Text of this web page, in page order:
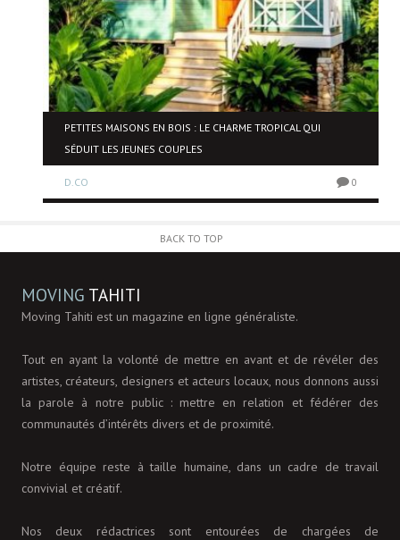
PETITES MAISONS EN BOIS : LE CHARME TROPICAL QUI
SÉDUIT LES JEUNES COUPLES
D.CO 0
BACK TO TOP
MOVING TAHITI
Moving Tahiti est un magazine en ligne généraliste.
Tout en ayant la volonté de mettre en avant et de révéler des
artistes, créateurs, designers et acteurs locaux, nous donnons aussi
la parole à notre public : mettre en relation et fédérer des
communautés d’intérêts divers et de proximité.
Notre équipe reste à taille humaine, dans un cadre de travail
convivial et créatif.
Nos deux rédactrices sont entourées de chargées de